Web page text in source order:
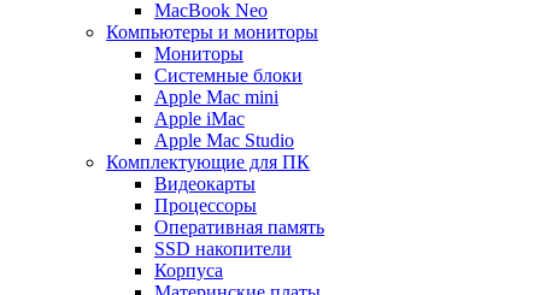
MacBook Neo
Компьютеры и мониторы
Мониторы
Системные блоки
Apple Mac mini
Apple iMac
Apple Mac Studio
Комплектующие для ПК
Видеокарты
Процессоры
Оперативная память
SSD накопители
Корпуса